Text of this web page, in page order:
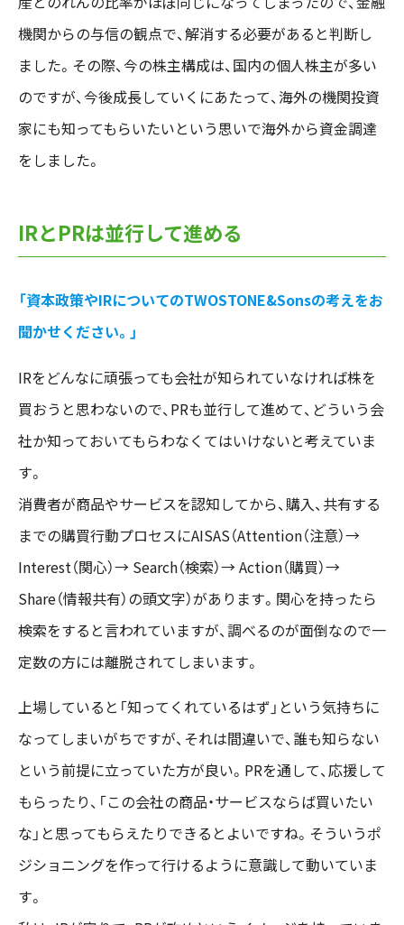
機関からの与信の観点で、解消する必要があると判断し
ました。その際、今の株主構成は、国内の個人株主が多い
のですが、今後成長していくにあたって、海外の機関投資
家にも知ってもらいたいという思いで海外から資金調達
をしました。
IRとPRは並行して進める
「資本政策やIRについてのTWOSTONE&Sonsの考えをお
聞かせください。」
IRをどんなに頑張っても会社が知られていなければ株を
買おうと思わないので、PRも並行して進めて、どういう会
社か知っておいてもらわなくてはいけないと考えていま
す。
消費者が商品やサービスを認知してから、購入、共有する
までの購買行動プロセスにAISAS（Attention（注意）→
Interest（関心）→ Search（検索）→ Action（購買）→
Share（情報共有）の頭文字）があります。関心を持ったら
検索をすると言われていますが、調べるのが面倒なので一
定数の方には離脱されてしまいます。
上場していると「知ってくれているはず」という気持ちに
なってしまいがちですが、それは間違いで、誰も知らない
という前提に立っていた方が良い。PRを通して、応援して
もらったり、「この会社の商品・サービスならば買いたい
な」と思ってもらえたりできるとよいですね。そういうポ
ジショニングを作って行けるように意識して動いていま
す。